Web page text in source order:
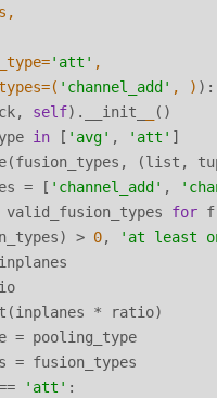
'att' ,
'channel_add' , ) ):
self).__init_
()
in [ 'avg' , 'att' ]
(list,
= [
'channel_add' ,
valid_fusion_types for f
>
0,
'at least
* ratio)
= pooling_type
= fusion_types
'att' :